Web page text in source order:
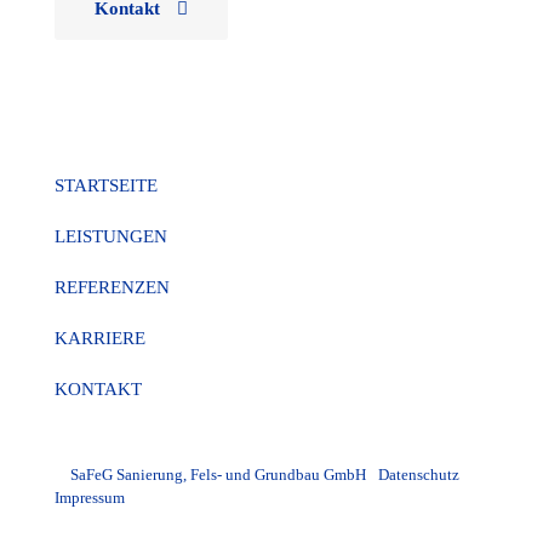
Kontakt
STARTSEITE
LEISTUNGEN
REFERENZEN
KARRIERE
KONTAKT
SaFeG Sanierung, Fels- und Grundbau GmbH Datenschutz
Impressum